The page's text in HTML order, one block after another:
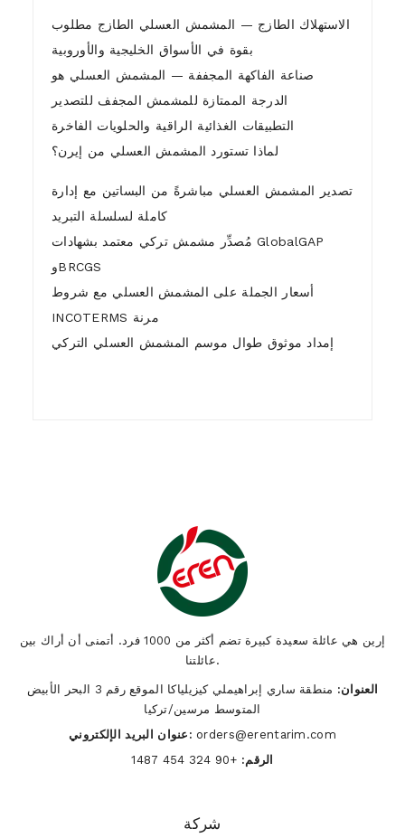
الاستهلاك الطازج — المشمش العسلي الطازج مطلوب
بقوة في الأسواق الخليجية والأوروبية
صناعة الفاكهة المجففة — المشمش العسلي هو
الدرجة الممتازة للمشمش المجفف للتصدير
التطبيقات الغذائية الراقية والحلويات الفاخرة
لماذا تستورد المشمش العسلي من إيرن؟
تصدير المشمش العسلي مباشرةً من البساتين مع إدارة
كاملة لسلسلة التبريد
مُصدِّر مشمش تركي معتمد بشهادات GlobalGAP
وBRCGS
أسعار الجملة على المشمش العسلي مع شروط
INCOTERMS مرنة
إمداد موثوق طوال موسم المشمش العسلي التركي
إرين هي عائلة سعيدة كبيرة تضم أكثر من 1000 فرد. أتمنى أن أراك بين
عائلتنا.
العنوان:
منطقة ساري إبراهيملي كيزيلياكا الموقع رقم 3 البحر الأبيض
المتوسط ​​مرسين/تركيا
عنوان البريد الإلكتروني: orders@erentarim.com
الرقم: +90 324 454 1487
شركة